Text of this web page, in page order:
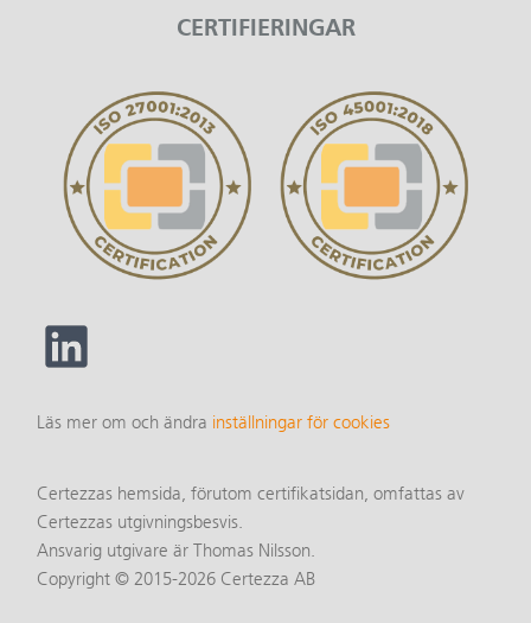
CERTIFIERINGAR
Läs mer om och ändra inställningar för cookies
Certezzas hemsida, förutom certifikatsidan, omfattas av
Certezzas utgivningsbesvis.
Ansvarig utgivare är Thomas Nilsson.
Copyright © 2015-2026 Certezza AB